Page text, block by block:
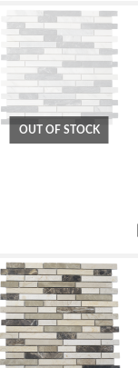
OUT OF STOCK